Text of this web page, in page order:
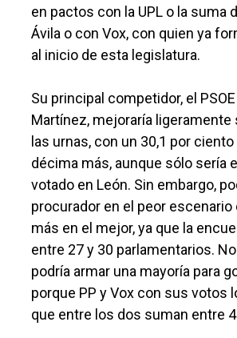
en pactos con la UPL o la suma
Ávila o con Vox, con quien ya
al inicio de esta legislatura.
Su principal competidor, el
Martínez, mejoraría ligeramente
las urnas, con un 30,1 por
décima más, aunque sólo sería
votado en León. Sin embargo,
procurador en el peor escenario
más en el mejor, ya que la
entre 27 y 30 parlamentarios.
podría armar una mayoría para
porque PP y Vox con sus votos
que entre los dos suman entre